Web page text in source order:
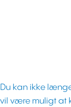
Du kan ikke
vil være muligt at